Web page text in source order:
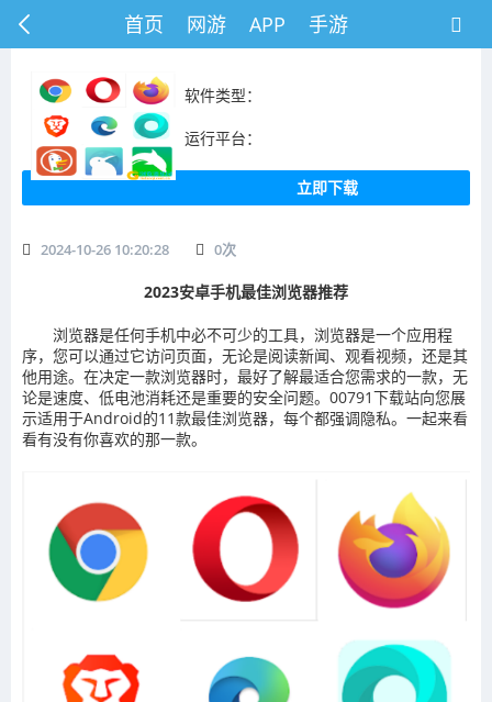
首页 网游 APP 手游
软件类型：
运行平台：
立即下载
2024-10-26 10:20:28 0次
2023安卓手机最佳浏览器推荐
浏览器是任何手机中必不可少的工具，浏览器是一个应用程
序，您可以通过它访问页面，无论是阅读新闻、观看视频，还是其
他用途。在决定一款浏览器时，最好了解最适合您需求的一款，无
论是速度、低电池消耗还是重要的安全问题。00791下载站向您展
示适用于Android的11款最佳浏览器，每个都强调隐私。一起来看
看有没有你喜欢的那一款。